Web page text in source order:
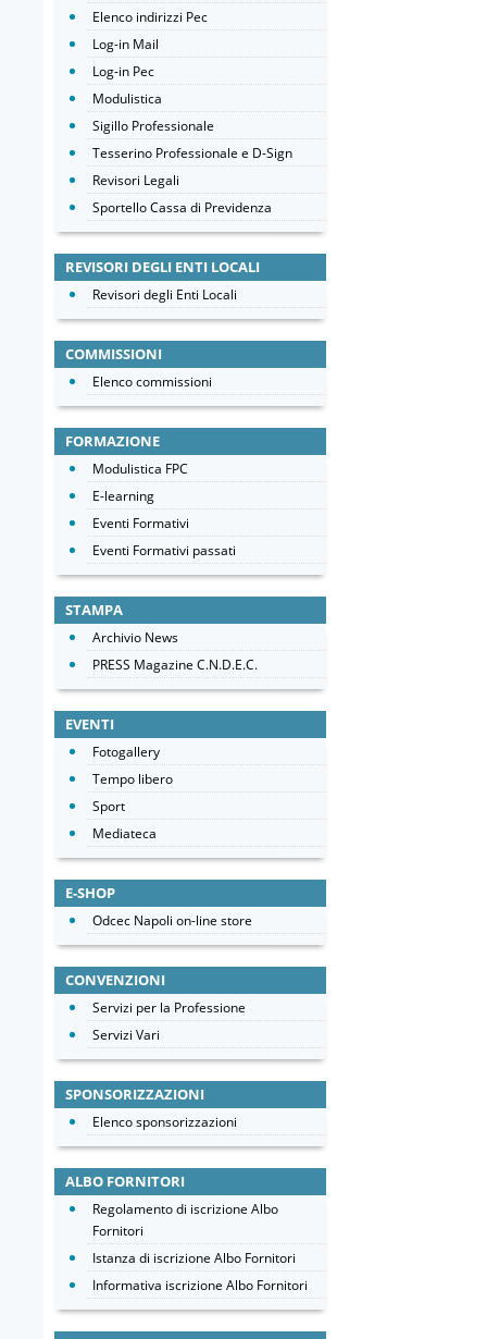
Elenco indirizzi Pec
Log-in Mail
Log-in Pec
Modulistica
Sigillo Professionale
Tesserino Professionale e D-Sign
Revisori Legali
Sportello Cassa di Previdenza
REVISORI DEGLI ENTI LOCALI
Revisori degli Enti Locali
COMMISSIONI
Elenco commissioni
FORMAZIONE
Modulistica FPC
E-learning
Eventi Formativi
Eventi Formativi passati
STAMPA
Archivio News
PRESS Magazine C.N.D.E.C.
EVENTI
Fotogallery
Tempo libero
Sport
Mediateca
E-SHOP
Odcec Napoli on-line store
CONVENZIONI
Servizi per la Professione
Servizi Vari
SPONSORIZZAZIONI
Elenco sponsorizzazioni
ALBO FORNITORI
Regolamento di iscrizione Albo
Fornitori
Istanza di iscrizione Albo Fornitori
Informativa iscrizione Albo Fornitori